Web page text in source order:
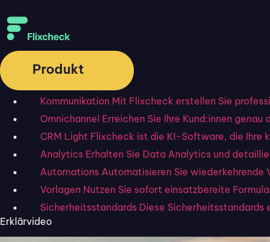
Produkt
Kommunikation Mit Flixcheck erstellen Sie
Omnichannel Erreichen Sie Ihre Kund:innen genau
CRM Light Flixcheck ist die KI-Software, die Ihre
Analytics Erhalten Sie Data Analytics und
Automations Automatisieren Sie wiederkehrende
Vorlagen Nutzen Sie sofort einsatzbereite
Sicherheitsstandards Diese Sicherheitsstandards
Erklärvideo